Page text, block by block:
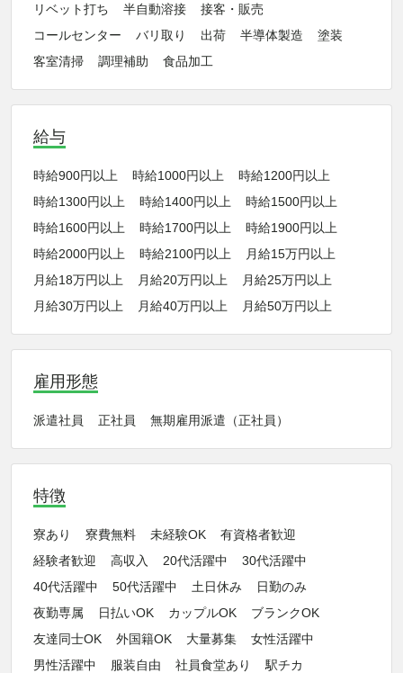
リベット打ち
半自動溶接
接客・販売
コールセンター
バリ取り 出荷 半導体製造
塗装
客室清掃
調理補助 食品加工
給与
時給900円以上 時給1000円以上
時給1200円以上
時給1300円以上
時給1400円以上
時給1500円以上
時給1600円以上
時給1700円以上
時給1900円以上
時給2000円以上
時給2100円以上
月給15万円以上
月給18万円以上
月給20万円以上
月給25万円以上
月給30万円以上
月給40万円以上 月給50万円以上
雇用形態
派遣社員 正社員 無期雇用派遣（正社員）
特徴
寮あり 寮費無料 未経験OK
有資格者歓迎
経験者歓迎
高収入 20代活躍中
30代活躍中
40代活躍中
50代活躍中 土日休み
日勤のみ
夜勤専属
日払いOK カップルOK
ブランクOK
友達同士OK
外国籍OK 大量募集
女性活躍中
男性活躍中
服装自由 社員食堂あり
駅チカ